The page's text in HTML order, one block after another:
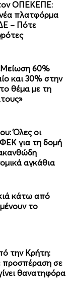
ΟΠΕΚΕΠΕ:
πλατφόρμα
– Πότε
60%
και 30% στην
θέμα με τη
Όλες οι
για τη δομή
αγκάθια
κάτω από
το
την Κρήτη:
προσπέραση σε
θανατηφόρα